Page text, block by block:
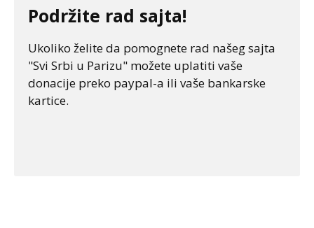
Podržite rad sajta!
Ukoliko želite da pomognete rad našeg sajta
"Svi Srbi u Parizu" možete uplatiti vaše
donacije preko paypal-a ili vaše bankarske
kartice.